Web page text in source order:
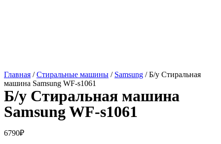
Главная /Стиральные машины / Samsung / Б/у Стиральная
машина Samsung WF-s1061
Б/у Стиральная машина
Samsung WF-s1061
6790₽